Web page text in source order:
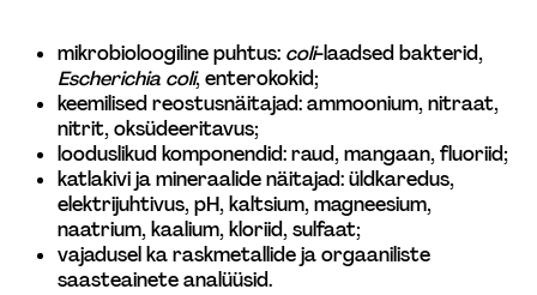
mikrobioloogiline puhtus: coli-laadsed bakterid,
Escherichia coli, enterokokid;
keemilised reostusnäitajad: ammoonium, nitraat,
nitrit, oksüdeeritavus;
looduslikud komponendid: raud, mangaan, fluoriid;
katlakivi ja mineraalide näitajad: üldkaredus,
elektrijuhtivus, pH, kaltsium, magneesium,
naatrium, kaalium, kloriid, sulfaat;
vajadusel ka raskmetallide ja orgaaniliste
saasteainete analüüsid.